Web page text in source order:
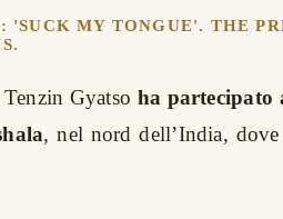
MY TONGUE'. THE
Tenzin Gyatso ha partecipato
, nel nord dell’India,